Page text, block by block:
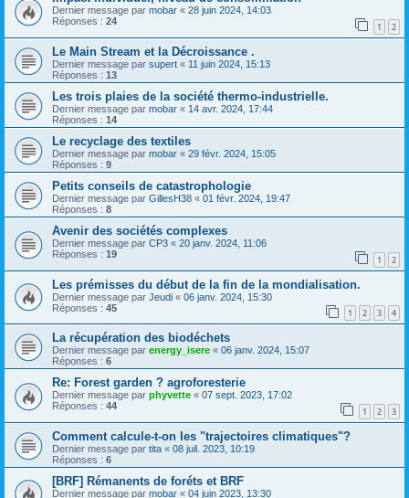
Dernier message par mobar « 28 juin 2024, 14:03
Réponses : 24 1 2
Le Main Stream et la Décroissance .
Dernier message par supert « 11 juin 2024, 15:13
Réponses : 13
Les trois plaies de la société thermo-industrielle.
Dernier message par mobar « 14 avr. 2024, 17:44
Réponses : 14
Le recyclage des textiles
Dernier message par mobar « 29 févr. 2024, 15:05
Réponses : 9
Petits conseils de catastrophologie
Dernier message par GillesH38 « 01 févr. 2024, 19:47
Réponses : 8
Avenir des sociétés complexes
Dernier message par CP3 « 20 janv. 2024, 11:06
Réponses : 19 1 2
Les prémisses du début de la fin de la mondialisation.
Dernier message par Jeudi « 06 janv. 2024, 15:30
Réponses : 45 1 2 3 4
La récupération des biodéchets
Dernier message par energy_isere « 06 janv. 2024, 15:07
Réponses : 6
Re: Forest garden ? agroforesterie
Dernier message par phyvette « 07 sept. 2023, 17:02
Réponses : 44 1 2 3
Comment calcule-t-on les "trajectoires climatiques"?
Dernier message par tita « 08 juil. 2023, 10:19
Réponses : 6
[BRF] Rémanents de foréts et BRF
Dernier message par mobar « 04 juin 2023, 13:30